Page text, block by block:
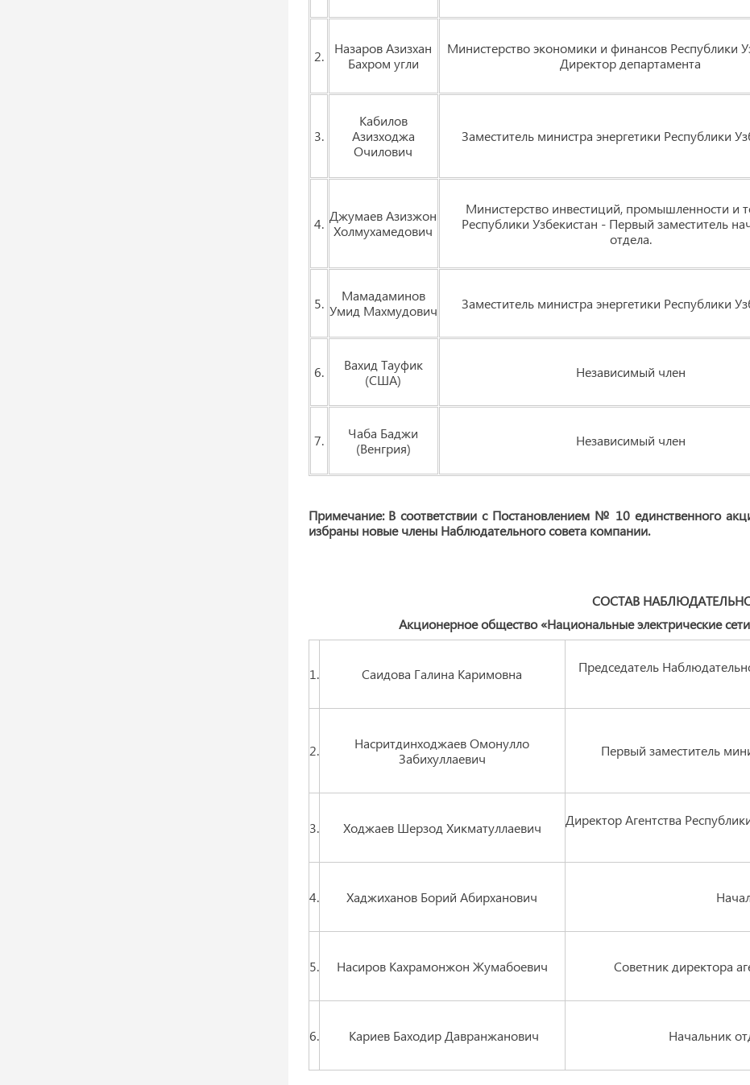
2.
Назаров Азизхан
Бахром угли
Министерство экономики и финансов Республики
Директор департамента
3.
Кабилов
Азизходжа
Очилович
Заместитель министра энергетики Республики
4. Джумаев Азизжон
Холмухамедович
Министерство инвестиций, промышленности и
Республики Узбекистан - Первый заместитель
отдела.
5.
Мамадаминов
Умид Махмудович
Заместитель министра энергетики Республики
6.
Вахид Тауфик
(США)
Независимый член
7.
Чаба Баджи
(Венгрия)
Независимый член
Примечание: В соответствии с Постановлением № 10 единственного
избраны новые члены Наблюдательного совета компании.
СОСТАВ
Акционерное общество «Национальные электрические
1. Саидова Галина Каримовна
Председатель
2.
Насритдинходжаев Омонулло
Забихуллаевич
Первый заместитель
3. Ходжаев Шерзод Хикматуллаевич
Директор Агентства
4. Хаджиханов Борий Абирханович
5. Насиров Кахрамонжон Жумабоевич Советник директора
6. Кариев Баходир Давранжанович Начальник